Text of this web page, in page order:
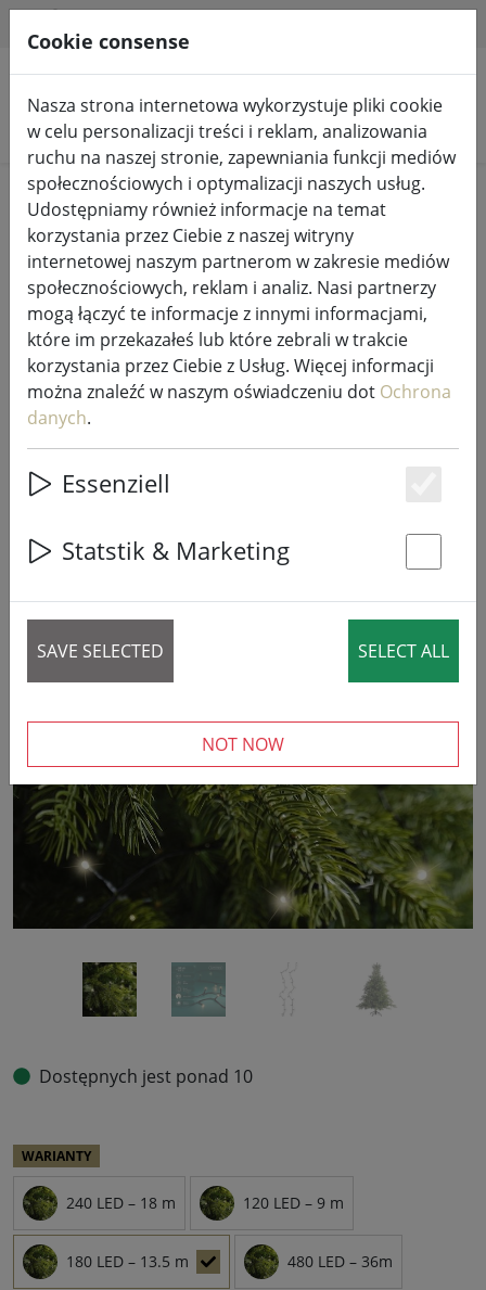
Szukaj produktów
Home Wróżki i oświetlenie Wróżki
Kaemingk Lumineo LED lampki
choinkowe Basic ze ściemniaczem
180 LED ciepły biały na zewnątrz
13,5 m czarny
‹ ›
Dostępnych jest ponad 10
WARIANTY
240 LED – 18 m 120 LED – 9 m
180 LED – 13.5 m 480 LED – 36m
Cookie consense
Nasza strona internetowa wykorzystuje pliki cookie
w celu personalizacji treści i reklam, analizowania
ruchu na naszej stronie, zapewniania funkcji mediów
społecznościowych i optymalizacji naszych usług.
Udostępniamy również informacje na temat
korzystania przez Ciebie z naszej witryny
internetowej naszym partnerom w zakresie mediów
społecznościowych, reklam i analiz. Nasi partnerzy
mogą łączyć te informacje z innymi informacjami,
które im przekazałeś lub które zebrali w trakcie
korzystania przez Ciebie z Usług. Więcej informacji
można znaleźć w naszym oświadczeniu dot Ochrona
danych.
Essenziell
Statstik & Marketing
SAVE SELECTED SELECT ALL
NOT NOW